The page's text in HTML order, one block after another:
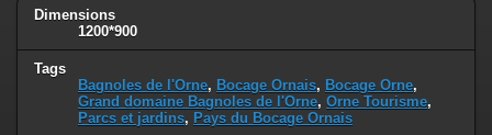
Dimensions
1200*900
Tags
Bagnoles de l'Orne, Bocage Ornais, Bocage Orne,
Grand domaine Bagnoles de l'Orne, Orne Tourisme,
Parcs et jardins, Pays du Bocage Ornais